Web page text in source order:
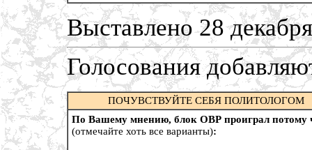
Выставлено 28
Голосования
ПОЧУВСТВУЙТЕ СЕБЯ ПОЛИТОЛОГОМ
По Вашему мнению, блок ОВР проиграл потому
(отмечайте хоть все варианты):